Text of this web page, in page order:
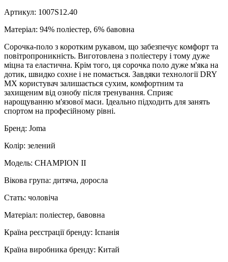
Артикул: 1007S12.40
Матеріал: 94% поліестер, 6% бавовна
Сорочка-поло з коротким рукавом, що забезпечує комфорт та
повітропроникність. Виготовлена з поліестеру і тому дуже
міцна та еластична. Крім того, ця сорочка поло дуже м'яка на
дотик, швидко сохне і не помається. Завдяки технології DRY
MX користувач залишається сухим, комфортним та
захищеним від ознобу після тренування. Сприяє
нарощуванню м'язової маси. Ідеально підходить для занять
спортом на професійному рівні.
Бренд: Joma
Колір: зелений
Модель: CHAMPION II
Вікова група: дитяча, доросла
Стать: чоловіча
Матеріал: поліестер, бавовна
Країна реєстрації бренду: Іспанія
Країна виробника бренду: Китай